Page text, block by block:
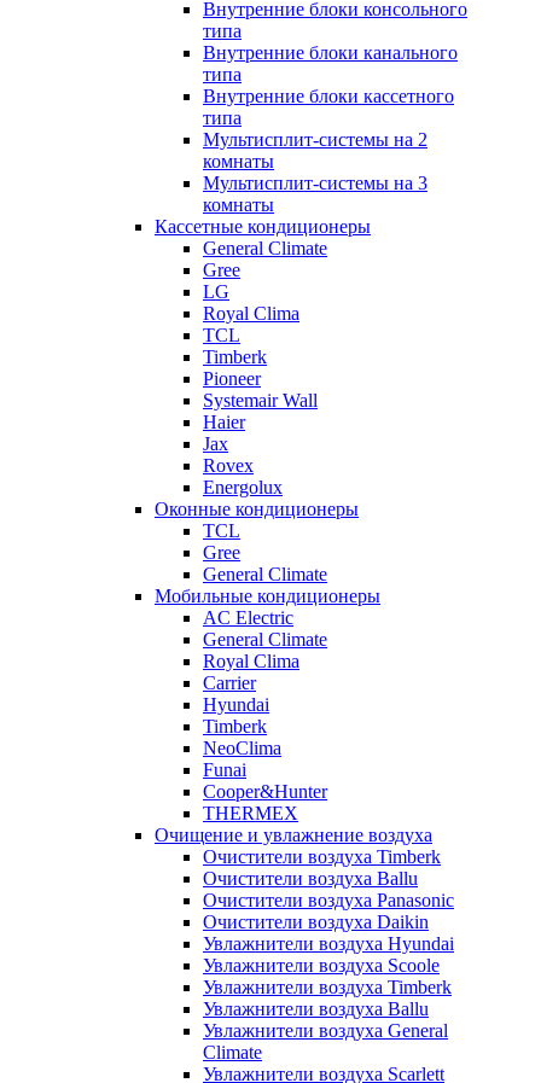
Внутренние блоки консольного
типа
Внутренние блоки канального
типа
Внутренние блоки кассетного
типа
Мультисплит-системы на 2
комнаты
Мультисплит-системы на 3
комнаты
Кассетные кондиционеры
General Climate
Gree
LG
Royal Clima
TCL
Timberk
Pioneer
Systemair Wall
Haier
Jax
Rovex
Energolux
Оконные кондиционеры
TCL
Gree
General Climate
Мобильные кондиционеры
AC Electric
General Climate
Royal Clima
Carrier
Hyundai
Timberk
NeoClima
Funai
Cooper&Hunter
THERMEX
Очищение и увлажнение воздуха
Очистители воздуха Timberk
Очистители воздуха Ballu
Очистители воздуха Panasonic
Очистители воздуха Daikin
Увлажнители воздуха Hyundai
Увлажнители воздуха Scoole
Увлажнители воздуха Timberk
Увлажнители воздуха Ballu
Увлажнители воздуха General
Climate
Увлажнители воздуха Scarlett